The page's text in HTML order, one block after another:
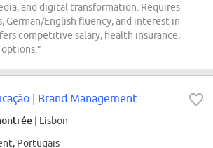
and digital transformation. Requires
German/English fluency, and interest in
competitive salary, health insurance,
| Brand Management
| Lisbon
Portugais